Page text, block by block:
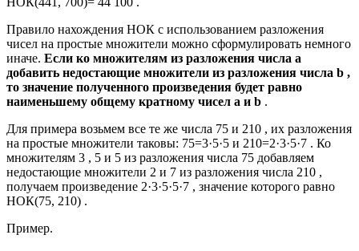
Правило нахождения НОК с использованием разложения
чисел на простые множители можно сформулировать немного
иначе. Если ко множителям из разложения числа a
добавить недостающие множители из разложения числа b ,
то значение полученного произведения будет равно
наименьшему общему кратному чисел a и b .
Для примера возьмем все те же числа 75 и 210 , их разложения
на простые множители таковы: 75=3·5·5 и 210=2·3·5·7 . Ко
множителям 3 , 5 и 5 из разложения числа 75 добавляем
недостающие множители 2 и 7 из разложения числа 210 ,
получаем произведение 2·3·5·5·7 , значение которого равно
НОК(75, 210) .
Пример.